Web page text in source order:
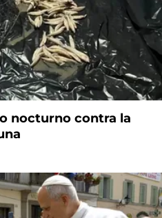
nocturno contra la